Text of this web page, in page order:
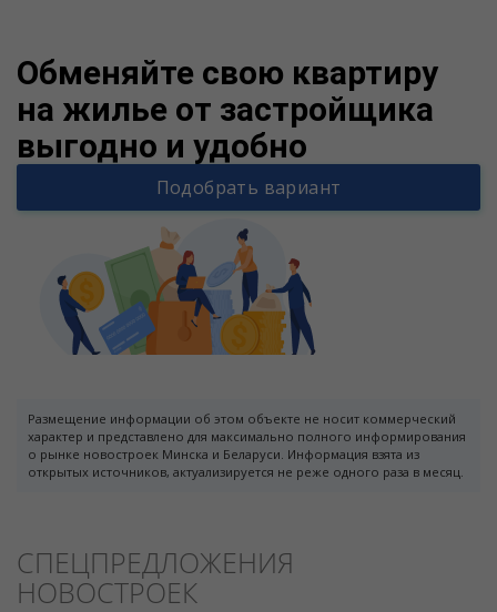
Обменяйте свою квартиру
на жилье от застройщика
выгодно и удобно
Подобрать вариант
Размещение информации об этом объекте не носит коммерческий
характер и представлено для максимально полного информирования
о рынке новостроек Минска и Беларуси. Информация взята из
открытых источников, актуализируется не реже одного раза в месяц.
СПЕЦПРЕДЛОЖЕНИЯ
НОВОСТРОЕК